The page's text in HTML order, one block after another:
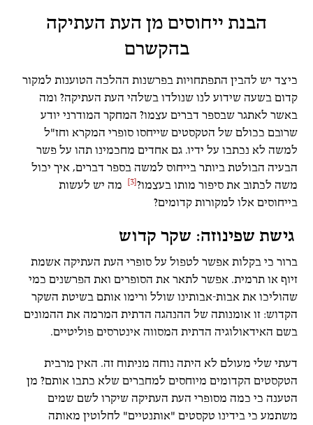
הבנת ייחוסים מן העת העתיקה
בהקשרם
כיצד יש להבין התפתחויות בפרשנות ההלכה הטוענות למקור
קדום בשעה שידוע לנו שנולדו בשלהי העת העתיקה? ומה
באשר לאתגר שבספר דברים עצמו? המחקר המודרני יודע
שרובם ככולם של הטקסטים שייחסו סופרי המקרא וחז"ל
למשה לא נכתבו על ידיו. גם אחדים מחכמינו תהו על פשר
הבעיה הבולטת ביותר בייחוס למשה בספר דברים, איך יכול
משה לכתוב את סיפור מותו בעצמו?[3]
מה יש לעשות
בייחוסים אלו למקורות קדומים?
גישת שפינוזה: שקר קדוש
ברור כי בקלות אפשר לטפול על סופרי העת העתיקה אשמת
זיוף או תרמית. אפשר לתאר את הסופרים ואת הפרשנים כמי
שהוליכו את אבות-אבותינו שולל ורימו אותם בשיטת השקר
הקדוש: זו אומנותה של ההנהגה הדתית המרמה את ההמונים
בשם האידאולוגיה הדתית המסווה אינטרסים פוליטיים.
דעתי שלי מעולם לא היתה נוחה מניתוח זה. האין מרבית
הטקסטים הקדומים מיוחסים למחברים שלא כתבו אותם? מן
הטענה כי כמה מסופרי העת העתיקה שיקרו לשם שמים
משתמע כי בידינו טקסטים "אותנטיים" לחלוטין מאותה